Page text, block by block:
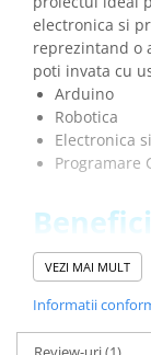
Accesorii Tablouri
Stabilizatoare de
Convertoare de
Banda Izolatoare
Panouri
Smart Home
Module Smart
Camere
Iluminat
electronica si
reprezintand o
poti invata cu
Arduino
Robotica
Electronica
Programare
pentru
Te ajuta sa
cele deja
VEZI MAI MULT
Informatii